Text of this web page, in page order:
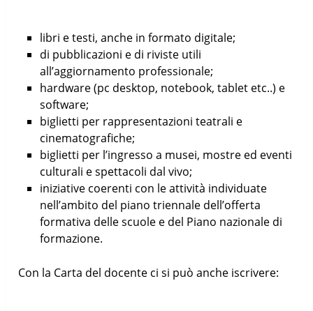
libri e testi, anche in formato digitale;
di pubblicazioni e di riviste utili
all’aggiornamento professionale;
hardware (pc desktop, notebook, tablet etc..) e
software;
biglietti per rappresentazioni teatrali e
cinematografiche;
biglietti per l’ingresso a musei, mostre ed eventi
culturali e spettacoli dal vivo;
iniziative coerenti con le attività individuate
nell’ambito del piano triennale dell’offerta
formativa delle scuole e del Piano nazionale di
formazione.
Con la Carta del docente ci si può anche iscrivere: